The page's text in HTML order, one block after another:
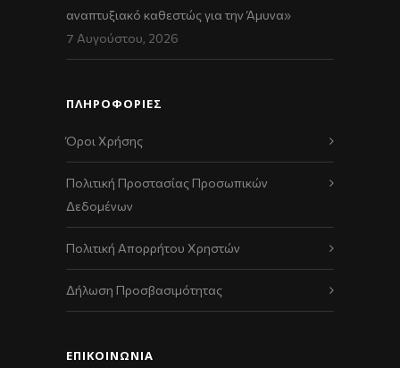
αναπτυξιακό καθεστώς για την Άμυνα»
7 Αυγούστου, 2026
ΠΛΗΡΟΦΟΡΙΕΣ
Όροι Χρήσης
Πολιτική Προστασίας Προσωπικών
Δεδομένων
Πολιτική Απορρήτου Χρηστών
Δήλωση Προσβασιμότητας
ΕΠΙΚΟΙΝΩΝΊΑ